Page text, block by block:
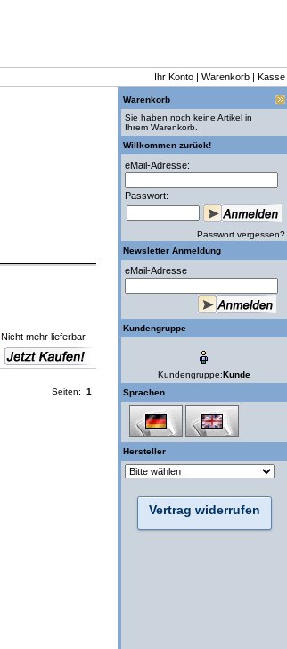
Ihr Konto | Warenkorb | Kasse
Nicht mehr lieferbar
Seiten: 1
Warenkorb
Sie haben noch keine Artikel in
Ihrem Warenkorb.
Willkommen zurück!
eMail-Adresse:
Passwort:
Passwort vergessen?
Newsletter Anmeldung
eMail-Adresse
Kundengruppe
Kundengruppe:Kunde
Sprachen
Hersteller
Vertrag widerrufen